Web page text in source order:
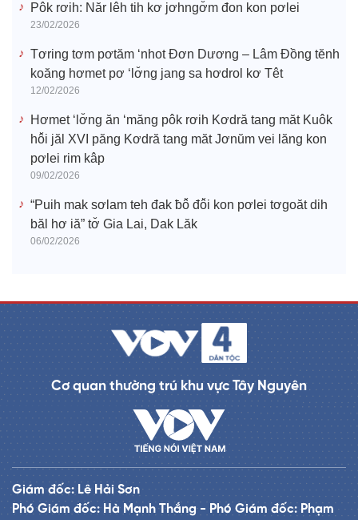
Pôk rơih: Năr lêh tih kơ jơhngơ̆m đon kon pơlei
23/02/2026
Tơring tơm pơtăm ‘nhot Đơn Dương – Lâm Đồng tĕnh
koăng hơmet pơ ‘lơ̆ng jang sa hơdrol kơ Têt
12/02/2026
Hơmet ‘lơ̆ng ăn ‘măng pôk rơih Kơdră tang măt Kuôk
hô̆i jăl XVI păng Kơdră tang măt Jơnŭm vei lăng kon
pơlei rim kâp
09/02/2026
“Puih mak sơlam teh đak ƀô̆ đô̆i kon pơlei tơgoăt dih
băl hơ iă” tơ̆ Gia Lai, Dak Lăk
06/02/2026
Cơ quan thường trú khu vực Tây Nguyên
Giám đốc: Lê Hải Sơn
Phó Giám đốc: Hà Mạnh Thắng - Phó Giám đốc: Phạm